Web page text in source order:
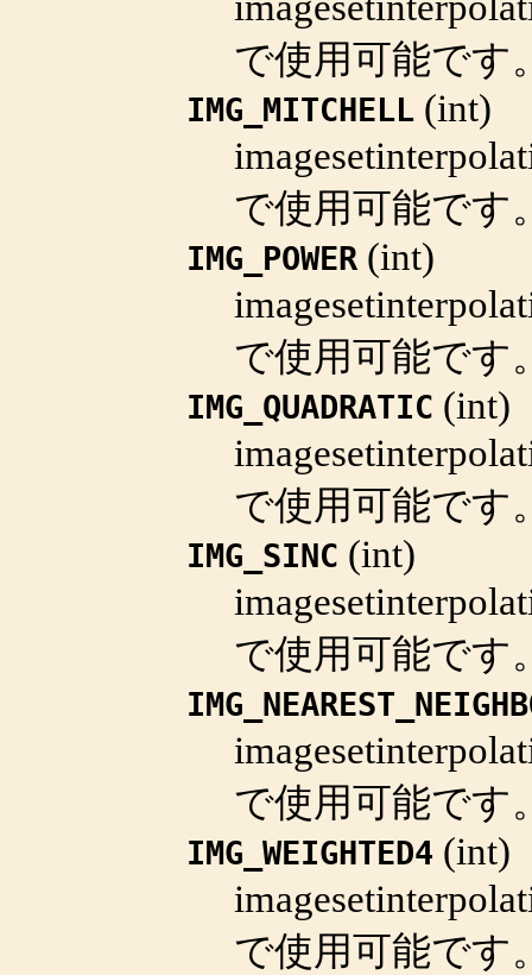
で使用可能です
IMG_MITCHELL (int)
で使用可能です
IMG_POWER (int)
で使用可能です
IMG_QUADRATIC (int)
で使用可能です
IMG_SINC (int)
で使用可能です
で使用可能です
IMG_WEIGHTED4 (int)
で使用可能です